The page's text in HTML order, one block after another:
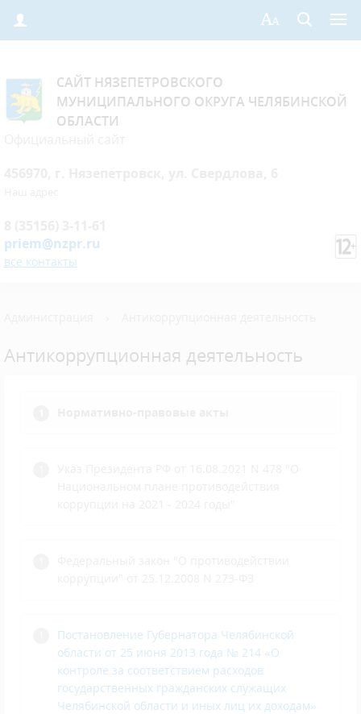
САЙТ НЯЗЕПЕТРОВСКОГО
МУНИЦИПАЛЬНОГО ОКРУГА ЧЕЛЯБИНСКОЙ
ОБЛАСТИ
priem@nzpr.ru
все контакты
Антикоррупционная деятельность
Постановление Губернатора Челябинской
области от 25 июня 2013 года № 214 «О
контроле за соответствием расходов
государственных гражданских служащих
Челябинской области и иных лиц их доходам»